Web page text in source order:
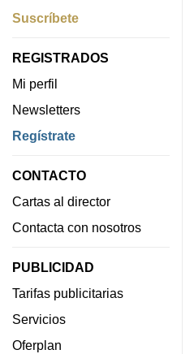
Suscríbete
REGISTRADOS
Mi perfil
Newsletters
Regístrate
CONTACTO
Cartas al director
Contacta con nosotros
PUBLICIDAD
Tarifas publicitarias
Servicios
Oferplan